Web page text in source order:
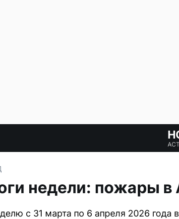
недели: пожары в
с 31 марта по 6 апреля 2026